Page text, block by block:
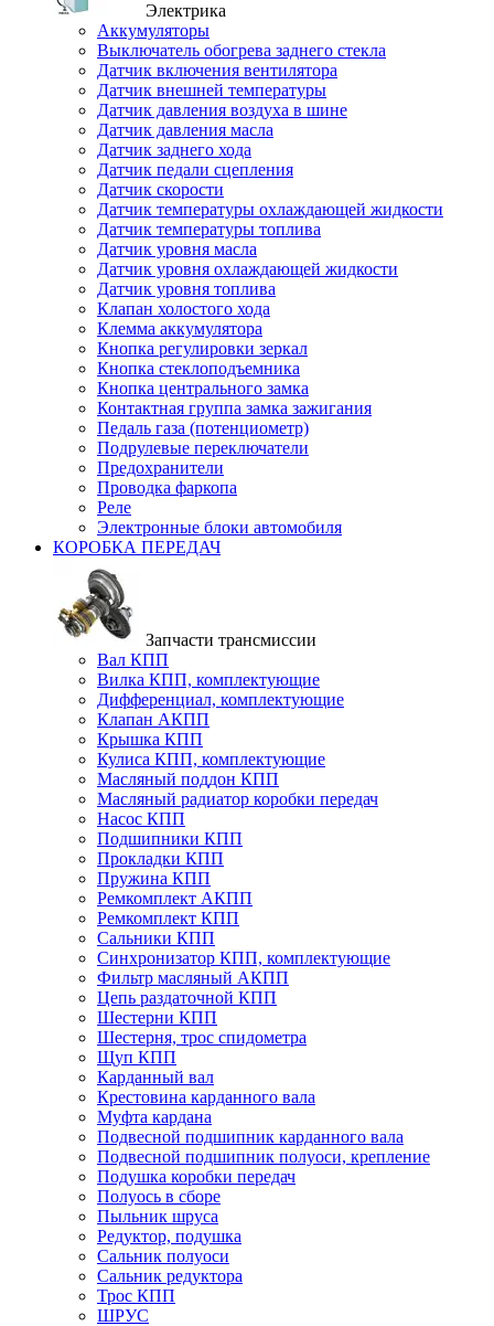
Электрика
Аккумуляторы
Выключатель обогрева заднего стекла
Датчик включения вентилятора
Датчик внешней температуры
Датчик давления воздуха в шине
Датчик давления масла
Датчик заднего хода
Датчик педали сцепления
Датчик скорости
Датчик температуры охлаждающей жидкости
Датчик температуры топлива
Датчик уровня масла
Датчик уровня охлаждающей жидкости
Датчик уровня топлива
Клапан холостого хода
Клемма аккумулятора
Кнопка регулировки зеркал
Кнопка стеклоподъемника
Кнопка центрального замка
Контактная группа замка зажигания
Педаль газа (потенциометр)
Подрулевые переключатели
Предохранители
Проводка фаркопа
Реле
Электронные блоки автомобиля
КОРОБКА ПЕРЕДАЧ
Запчасти трансмиссии
Вал КПП
Вилка КПП, комплектующие
Дифференциал, комплектующие
Клапан АКПП
Крышка КПП
Кулиса КПП, комплектующие
Масляный поддон КПП
Масляный радиатор коробки передач
Насос КПП
Подшипники КПП
Прокладки КПП
Пружина КПП
Ремкомплект АКПП
Ремкомплект КПП
Сальники КПП
Синхронизатор КПП, комплектующие
Фильтр масляный АКПП
Цепь раздаточной КПП
Шестерни КПП
Шестерня, трос спидометра
Щуп КПП
Карданный вал
Крестовина карданного вала
Муфта кардана
Подвесной подшипник карданного вала
Подвесной подшипник полуоси, крепление
Подушка коробки передач
Полуось в сборе
Пыльник шруса
Редуктор, подушка
Сальник полуоси
Сальник редуктора
Трос КПП
ШРУС